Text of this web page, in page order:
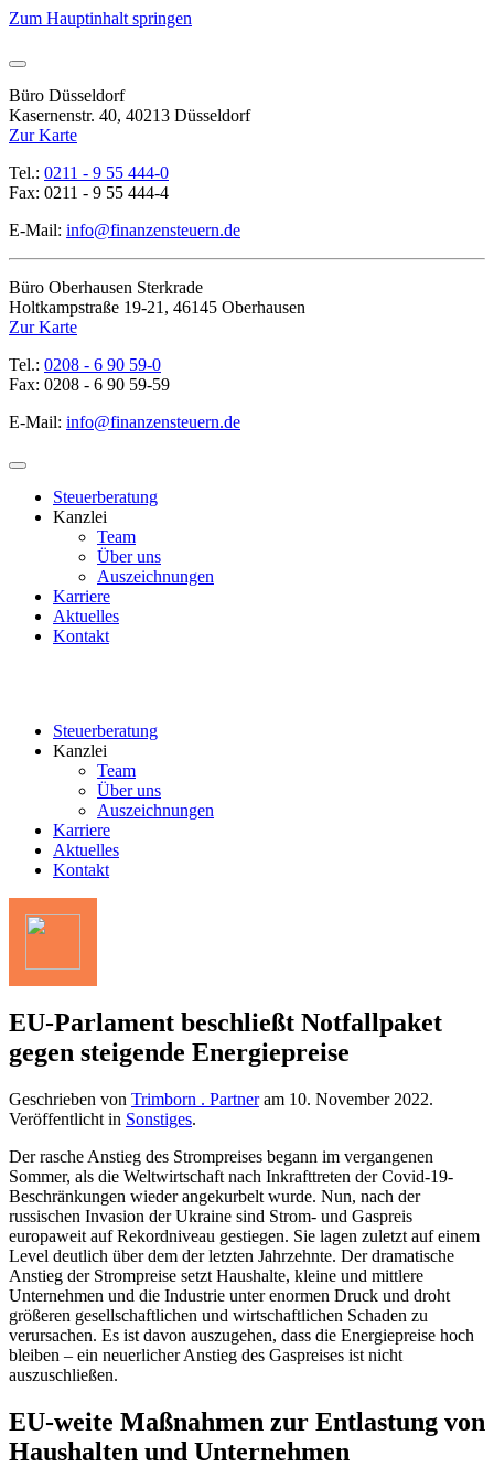
Zum Hauptinhalt springen
Büro Düsseldorf
Kasernenstr. 40, 40213 Düsseldorf
Zur Karte
Tel.: 0211 - 9 55 444-0
Fax: 0211 - 9 55 444-4
E-Mail: info@finanzensteuern.de
Büro Oberhausen Sterkrade
Holtkampstraße 19-21, 46145 Oberhausen
Zur Karte
Tel.: 0208 - 6 90 59-0
Fax: 0208 - 6 90 59-59
E-Mail: info@finanzensteuern.de
Steuerberatung
Kanzlei
Team
Über uns
Auszeichnungen
Karriere
Aktuelles
Kontakt
Steuerberatung
Kanzlei
Team
Über uns
Auszeichnungen
Karriere
Aktuelles
Kontakt
EU-Parlament beschließt Notfallpaket
gegen steigende Energiepreise
Geschrieben von Trimborn . Partneram 10. November 2022.
Veröffentlicht in Sonstiges.
Der rasche Anstieg des Strompreises begann im vergangenen
Sommer, als die Weltwirtschaft nach Inkrafttreten der Covid-19-
Beschränkungen wieder angekurbelt wurde. Nun, nach der
russischen Invasion der Ukraine sind Strom- und Gaspreis
europaweit auf Rekordniveau gestiegen. Sie lagen zuletzt auf einem
Level deutlich über dem der letzten Jahrzehnte. Der dramatische
Anstieg der Strompreise setzt Haushalte, kleine und mittlere
Unternehmen und die Industrie unter enormen Druck und droht
größeren gesellschaftlichen und wirtschaftlichen Schaden zu
verursachen. Es ist davon auszugehen, dass die Energiepreise hoch
bleiben – ein neuerlicher Anstieg des Gaspreises ist nicht
auszuschließen.
EU-weite Maßnahmen zur Entlastung von
Haushalten und Unternehmen